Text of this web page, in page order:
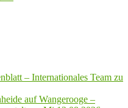
– Internationales Team zu
auf Wangerooge –